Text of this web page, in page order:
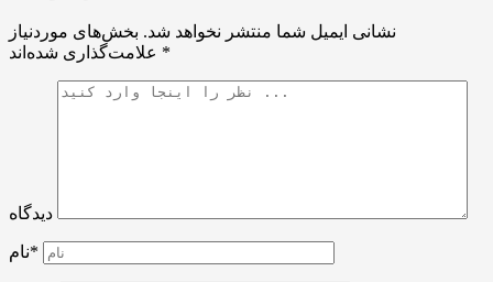
نشانی ایمیل شما منتشر نخواهد شد. بخش‌های موردنیاز
*
دیدگاه
نام*